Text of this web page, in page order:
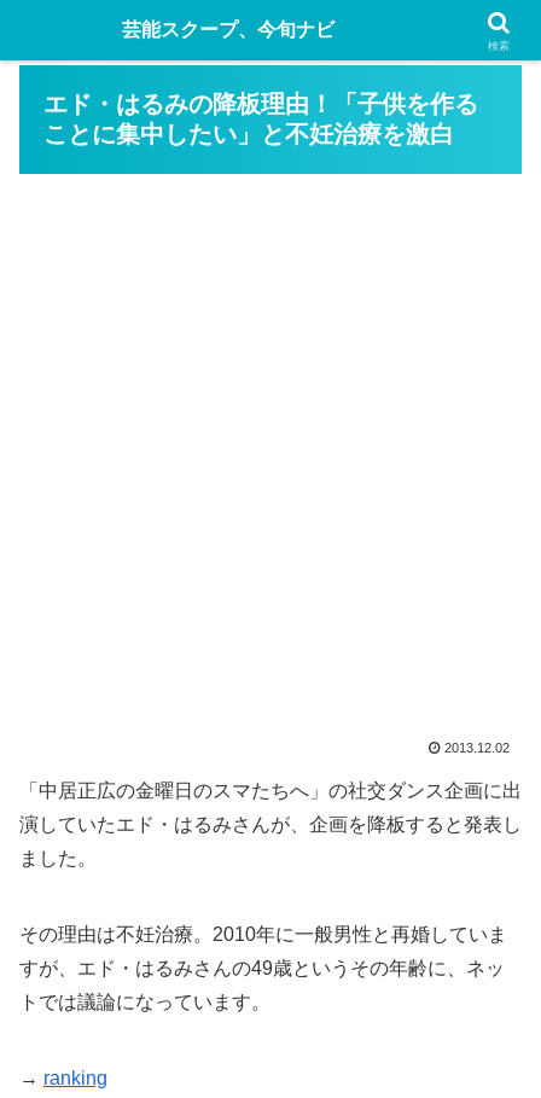
エド・はるみの降板理由！「子供を作る
ことに集中したい」と不妊治療を激白
2013.12.02
「中居正広の金曜日のスマたちへ」の社交ダンス企画に出
演していたエド・はるみさんが、企画を降板すると発表し
ました。
その理由は不妊治療。2010年に一般男性と再婚していま
すが、エド・はるみさんの49歳というその年齢に、ネッ
トでは議論になっています。
→ ranking
芸能スクープ、今旬ナビ
検索